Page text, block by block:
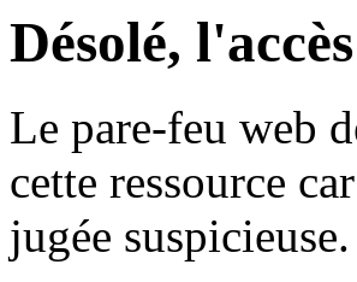
Désolé,
Le pare-feu web
cette ressource
jugée suspicieuse.